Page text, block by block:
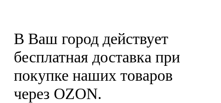
В Ваш город действует
бесплатная доставка при
покупке наших товаров
через OZON.